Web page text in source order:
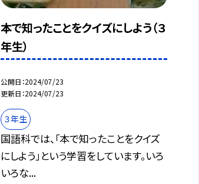
本で知ったことをクイズにしよう（３
年生）
公開日 2024/07/23
更新日 2024/07/23
３年生
国語科では、「本で知ったことをクイズ
にしよう」という学習をしています。いろ
いろな...